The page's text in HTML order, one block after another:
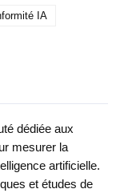
IA
dédiée aux
mesurer la
artificielle.
et études de